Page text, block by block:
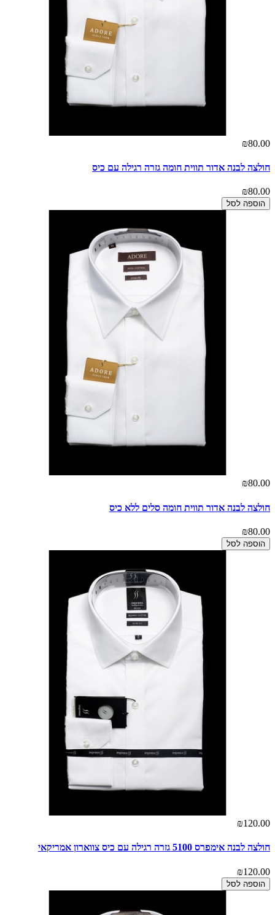
₪80.00
חולצה לבנה אדור תווית חומה גזרה רגילה עם כיס
₪80.00
הוספה לסל
₪80.00
חולצה לבנה אדור תווית חומה סלים ללא כיס
₪80.00
הוספה לסל
₪120.00
חולצה לבנה אימפרס 5100 גזרה רגילה עם כיס צווארון אמריקאי
₪120.00
הוספה לסל